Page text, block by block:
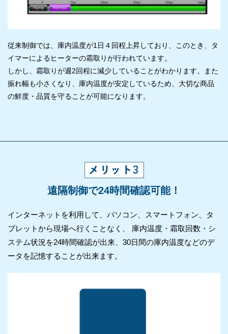
従来制御では、庫内温度が1日４回程上昇しており、このとき、タ
イマーによるヒーターの霜取りが行われています。
しかし、霜取りが週2回程に減少していることがわかります。また
振れ幅も小さくなり、庫内温度が安定しているため、大切な商品
の鮮度・品質を守ることが可能になります。
遠隔制御で24時間確認可能！
インターネットを利用して、パソコン、スマートフォン、タ
ブレットから現場へ行くことなく、 庫内温度・霜取回数・シ
ステム状況を24時間確認が出来、30日間の庫内温度などのデ
ータを記憶することが出来ます。